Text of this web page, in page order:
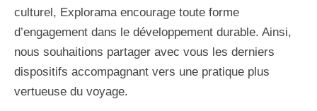
culturel, Explorama encourage toute forme
d’engagement dans le développement durable. Ainsi,
nous souhaitions partager avec vous les derniers
dispositifs accompagnant vers une pratique plus
vertueuse du voyage.